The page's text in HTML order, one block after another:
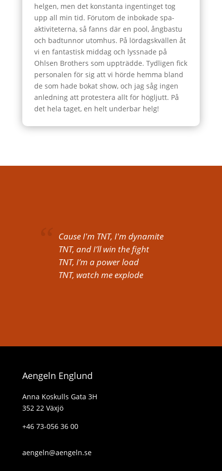
helgen, men det konstanta ingentinget tog
upp all min tid. Förutom de inbokade spa-
aktiviteterna, så fanns där en pool, ångbastu
och badtunnor utomhus. På lördagskvällen åt
vi en fantastisk middag och lyssnade på
Ohlsen Brothers som uppträdde. Tydligen fick
personalen för sig att vi hörde hemma bland
de som hade bokat show, och jag såg ingen
anledning att protestera allt för högljutt. På
det hela taget, en helt underbar helg!
Cause I'm TNT, I'm dynamite
TNT, and I’ll win the fight
TNT, I’m a power load
TNT, watch me explode
Aengeln Englund
Anna Koskulls Gata 3H
352 22 Växjö
+46 73-056 36 00
aengeln@aengeln.se